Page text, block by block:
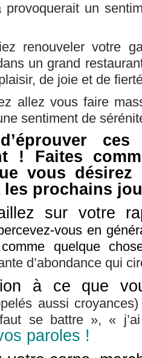
provoquerait un
renouveler votre
un grand
de joie et de
allez vous faire
sentiment de
ces
! Faites
vous
les prochains
sur votre
vous en
quelque
d’abondance qui
à ce que
aussi
se battre », «
paroles !